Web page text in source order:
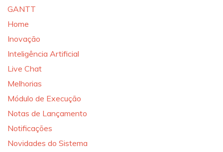
GANTT
Home
Inovação
Inteligência Artificial
Live Chat
Melhorias
Módulo de Execução
Notas de Lançamento
Notificações
Novidades do Sistema